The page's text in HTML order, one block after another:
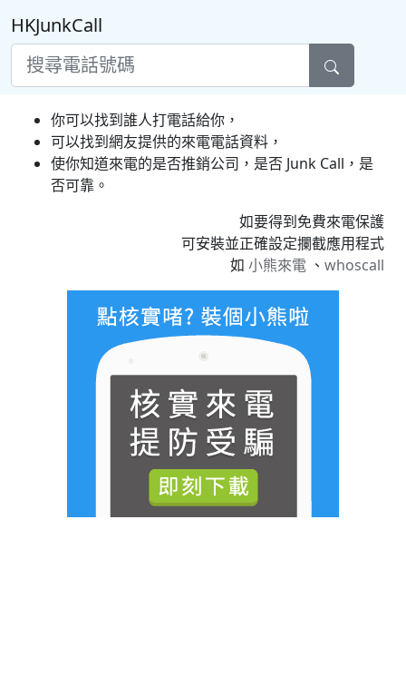
HKJunkCall
你可以找到誰人打電話給你，
可以找到網友提供的來電電話資料，
使你知道來電的是否推銷公司，是否 Junk Call，是
否可靠。
如要得到免費來電保護
可安裝並正確設定攔截應用程式
如 小熊來電 、 whoscall